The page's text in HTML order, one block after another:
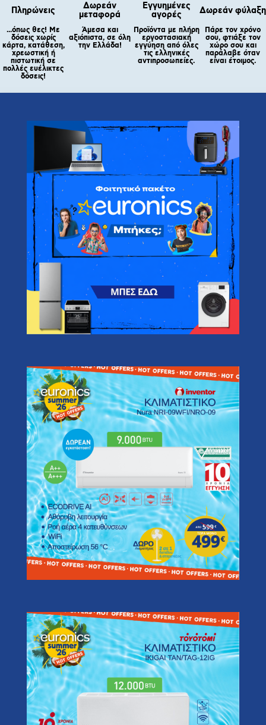
Πληρώνεις
...όπως θες! Με
δόσεις χωρίς
κάρτα, κατάθεση,
χρεωστική ή
πιστωτική σε
πολλές ευέλικτες
δόσεις!
Δωρεάν
μεταφορά
Άμεσα και
αξιόπιστα, σε όλη
την Ελλάδα!
Εγγυημένες
αγορές
Προϊόντα με πλήρη
εργοστασιακή
εγγύηση από όλες
τις ελληνικές
αντιπροσωπείες.
Δωρεάν φύλαξη
Πάρε τον χρόνο
σου, φτιάξε τον
χώρο σου και
παράλαβε όταν
είναι έτοιμος.